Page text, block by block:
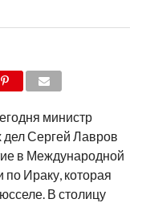
министр
Сергей Лавров
в Международной
Ираку, которая
В столицу